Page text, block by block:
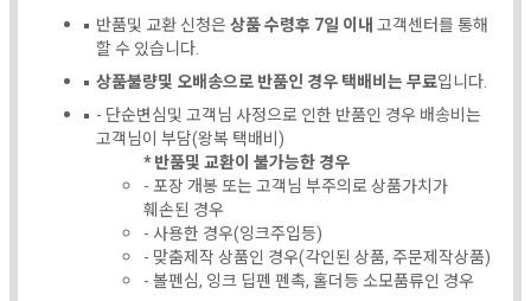
반품및 교환 신청은상품 수령후 7일 이내고객센터를 통해
할 수 있습니다.
상품불량및 오배송으로 반품인 경우 택배비는 무료입니다.
- 단순변심및 고객님 사정으로 인한 반품인 경우 배송비는
고객님이 부담(왕복 택배비)
* 반품및 교환이 불가능한 경우
- 포장 개봉 또는 고객님 부주의로 상품가치가
훼손된 경우
- 사용한 경우(잉크주입등)
- 맞춤제작 상품인 경우(각인된 상품, 주문제작상품)
- 볼펜심, 잉크 딥펜 펜촉, 홀더등 소모품류인 경우